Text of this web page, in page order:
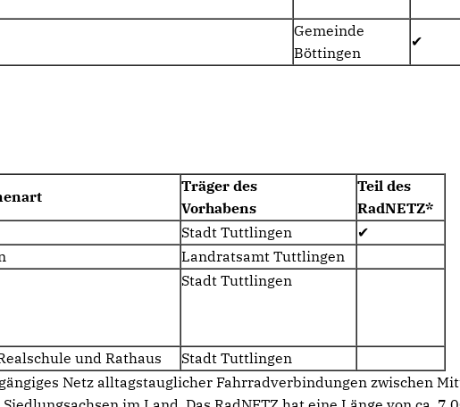
Gemeinde
Böttingen
✔
Träger des
Vorhabens
Teil des
RadNETZ*
Stadt Tuttlingen
✔
Landratsamt Tuttlingen
Stadt Tuttlingen
und Rathaus
Stadt Tuttlingen
Netz alltagstauglicher Fahrradverbindungen zwischen